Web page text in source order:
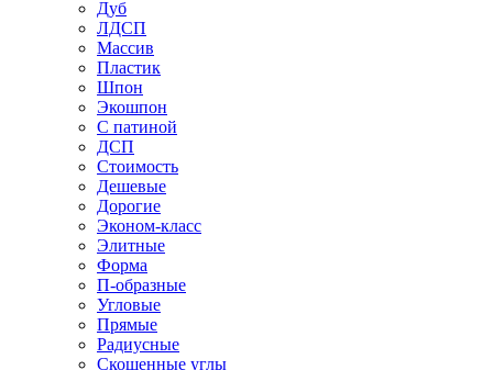
Дуб
ЛДСП
Массив
Пластик
Шпон
Экошпон
С патиной
ДСП
Стоимость
Дешевые
Дорогие
Эконом-класс
Элитные
Форма
П-образные
Угловые
Прямые
Радиусные
Скошенные углы